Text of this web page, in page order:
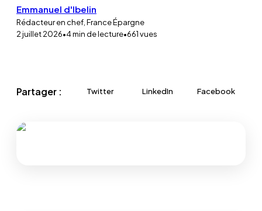
Emmanuel d'Ibelin
Rédacteur en chef, France Épargne
2 juillet 2026•4min de lecture•661vues
Partager : Twitter LinkedIn Facebook